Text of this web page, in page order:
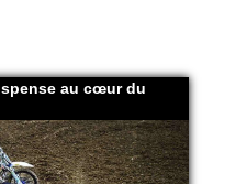
au cœur du